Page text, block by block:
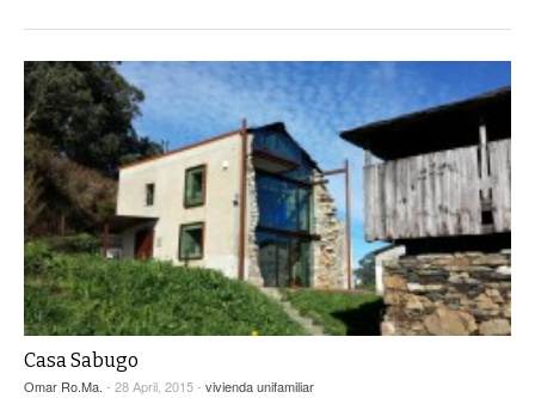
Casa Sabugo
Omar Ro.Ma. - 28 April, 2015 - vivienda unifamiliar